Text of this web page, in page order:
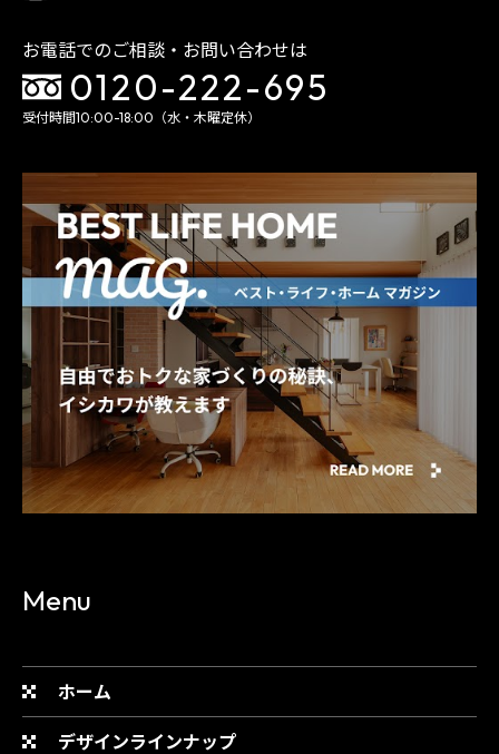
お電話でのご相談・お問い合わせは
0120-222-695
受付時間10:00-18:00（水・木曜定休）
Menu
ホーム
デザインラインナップ